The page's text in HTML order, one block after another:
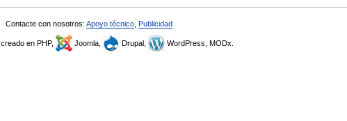
Contacte con nosotros: Apoyo técnico Publicidad
, creado en PHP, Joomla, Drupal, WordPress, MODx.